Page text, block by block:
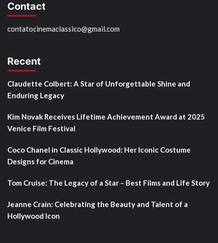
Contact
contatocinemaclassico@gmail.com
Recent
Claudette Colbert: A Star of Unforgettable Shine and
Enduring Legacy
Kim Novak Receives Lifetime Achievement Award at 2025
Venice Film Festival
Coco Chanel in Classic Hollywood: Her Iconic Costume
Designs for Cinema
Tom Cruise: The Legacy of a Star – Best Films and Life Story
Jeanne Crain: Celebrating the Beauty and Talent of a
Hollywood Icon